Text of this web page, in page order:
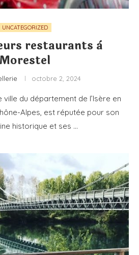
UNCATEGORIZED
restaurants à
Morestel
octobre 2, 2024
du département de l’Isère en
Alpes, est réputée pour son
historique et ses …